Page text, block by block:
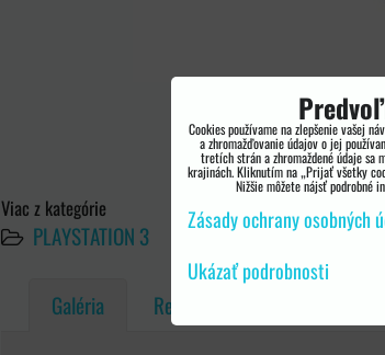
Viac z kategórie
PLAYSTATION 3 Playstation 3
Galéria Recenzie
Cookies používame na zlepšenie vašej
a zhromažďovanie údajov o jej
tretích strán a zhromaždené údaje sa
krajinách. Kliknutím na „Prijať všetky
Nižšie môžete nájsť podrobné
Zásady ochrany osobných
Ukázať podrobnosti